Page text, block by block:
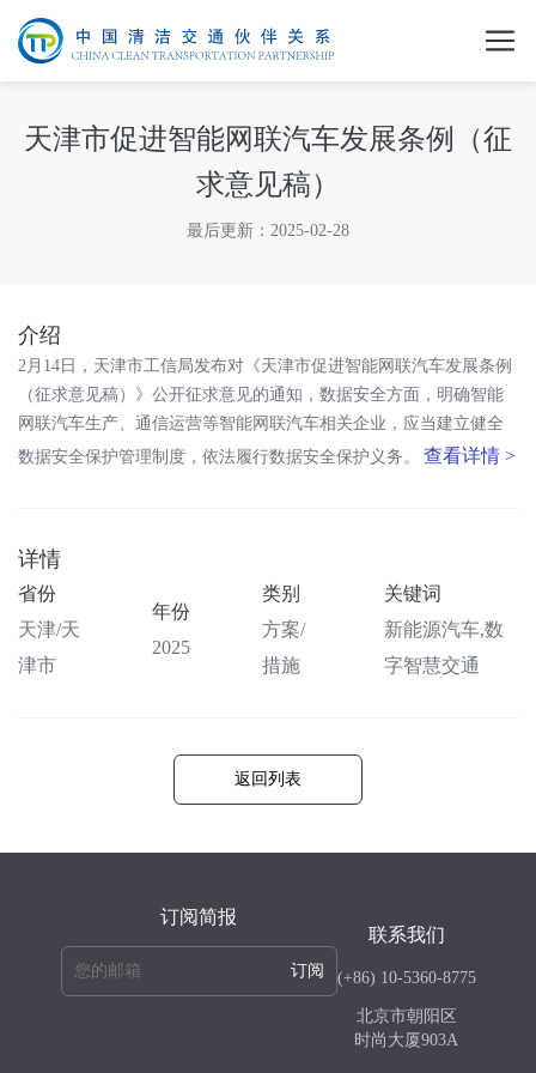
天津市促进智能网联汽车发展条例（征
求意见稿）
最后更新：2025-02-28
介绍
2月14日，天津市工信局发布对《天津市促进智能网联汽车发展条例
（征求意见稿）》公开征求意见的通知，数据安全方面，明确智能
网联汽车生产、通信运营等智能网联汽车相关企业，应当建立健全
数据安全保护管理制度，依法履行数据安全保护义务。
查看详情 >
详情
省份
天津/天
津市
年份
2025
类别
方案/
措施
关键词
新能源汽车,数
字智慧交通
返回列表
订阅简报
订阅
联系我们
(+86) 10-5360-8775
北京市朝阳区
时尚大厦903A